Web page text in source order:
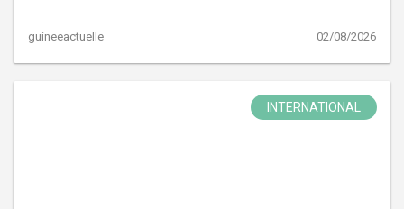
guineeactuelle 02/08/2026
INTERNATIONAL